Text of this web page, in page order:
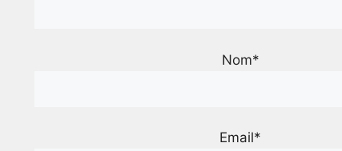
Nom*
Email*